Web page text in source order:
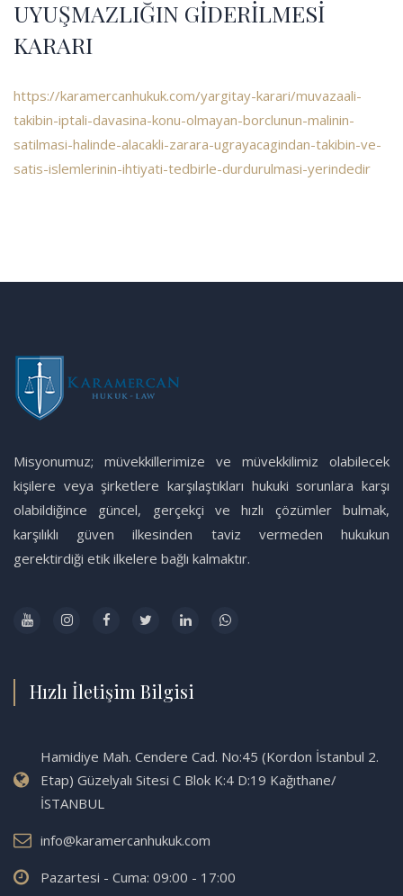
UYUŞMAZLIĞIN GİDERİLMESİ
KARARI
https://karamercanhukuk.com/yargitay-karari/muvazaali-
takibin-iptali-davasina-konu-olmayan-borclunun-malinin-
satilmasi-halinde-alacakli-zarara-ugrayacagindan-takibin-ve-
satis-islemlerinin-ihtiyati-tedbirle-durdurulmasi-yerindedir
Misyonumuz; müvekkillerimize ve müvekkilimiz olabilecek
kişilere veya şirketlere karşılaştıkları hukuki sorunlara karşı
olabildiğince güncel, gerçekçi ve hızlı çözümler bulmak,
karşılıklı güven ilkesinden taviz vermeden hukukun
gerektirdiği etik ilkelere bağlı kalmaktır.
Hızlı İletişim Bilgisi
Hamidiye Mah. Cendere Cad. No:45 (Kordon İstanbul 2.
Etap) Güzelyalı Sitesi C Blok K:4 D:19 Kağıthane/
İSTANBUL
info@karamercanhukuk.com
Pazartesi - Cuma: 09:00 - 17:00